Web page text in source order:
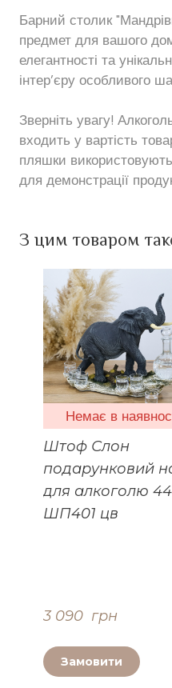
Барний столик
предмет для вашого
елегантності та
інтер’єру особливого
Зверніть увагу!
входить у вартість
пляшки
для демонстрації
З цим товаром
Немає в
Штоф Слон
подарунковий
для алкоголю
ШП401 цв
3 090  грн
Замовити